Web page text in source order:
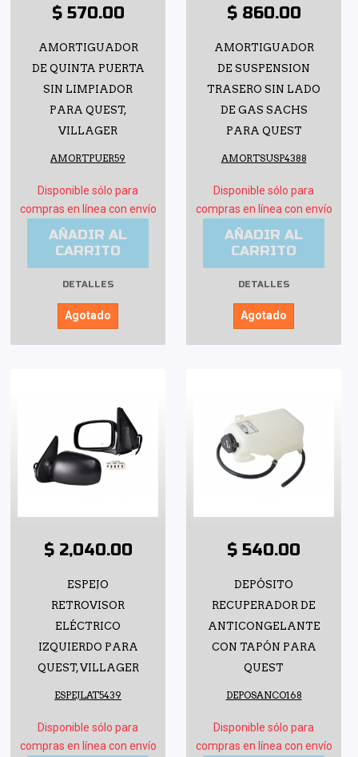
$ 570.00
AMORTIGUADOR
DE QUINTA PUERTA
SIN LIMPIADOR
PARA QUEST,
VILLAGER
AMORTPUER59
Disponible sólo para
compras en línea con envío
AÑADIR AL
CARRITO
DETALLES
Agotado
$ 860.00
AMORTIGUADOR
DE SUSPENSION
TRASERO SIN LADO
DE GAS SACHS
PARA QUEST
AMORTSUSP4388
Disponible sólo para
compras en línea con envío
AÑADIR AL
CARRITO
DETALLES
Agotado
$ 2,040.00
ESPEJO
RETROVISOR
ELÉCTRICO
IZQUIERDO PARA
QUEST, VILLAGER
ESPEJLAT5439
Disponible sólo para
compras en línea con envío
$ 540.00
DEPÓSITO
RECUPERADOR DE
ANTICONGELANTE
CON TAPÓN PARA
QUEST
DEPOSANCO168
Disponible sólo para
compras en línea con envío